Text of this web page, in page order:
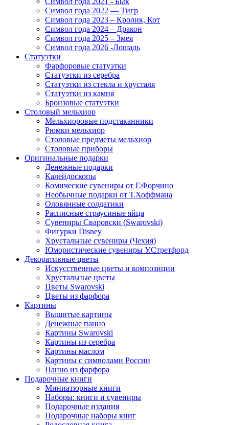
Символ года 2022 — Тигр
Символ года 2023 – Кролик, Кот
Символ года 2024 – Дракон
Символ года 2025 – Змея
Символ года 2026 -Лошадь
Статуэтки
Фарфоровые статуэтки
Статуэтки из серебра
Статуэтки из стекла и хрусталя
Статуэтки из камня
Бронзовые статуэтки
Столовый мельхиор
Мельхиоровые подстаканники
Рюмки мельхиор
Столовые предметы мельхиор
Столовые приборы
Оригинальные подарки
Денежные подарки
Калейдоскопы
Комические сувениры от Г.Форчино
Необычные подарки от Т.Хоффмана
Оловянные солдатики
Расписные страусиные яйца
Сувениры Сваровски (Swarovski)
Фигурки Disney
Хрустальные сувениры (Чехия)
Юмористические сувениры У.Стретфорд
Декоративные цветы
Искусственные цветы и композиции
Хрустальные цветы
Цветы Swarovski
Цветы из фарфора
Картины
Вышитые картины
Денежные панно
Картины Swarovski
Картины из серебра
Картины маслом
Картины с символами России
Панно из фарфора
Подарочные книги
Миниатюрные книги
Наборы: книги и сувениры
Подарочные издания
Подарочные наборы книг